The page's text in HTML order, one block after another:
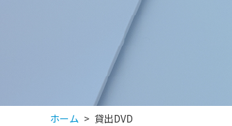
ホーム 貸出DVD